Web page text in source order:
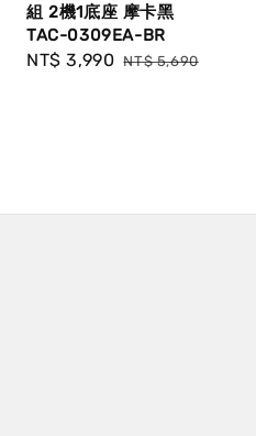
組 2機1底座 摩卡黑
TAC-0309EA-BR
Sale
NT$ 3,990 Regular
NT$ 5,690